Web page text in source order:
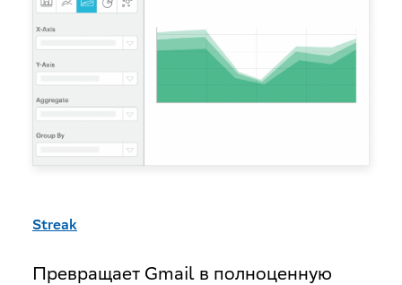
Streak
Превращает Gmail в полноценную